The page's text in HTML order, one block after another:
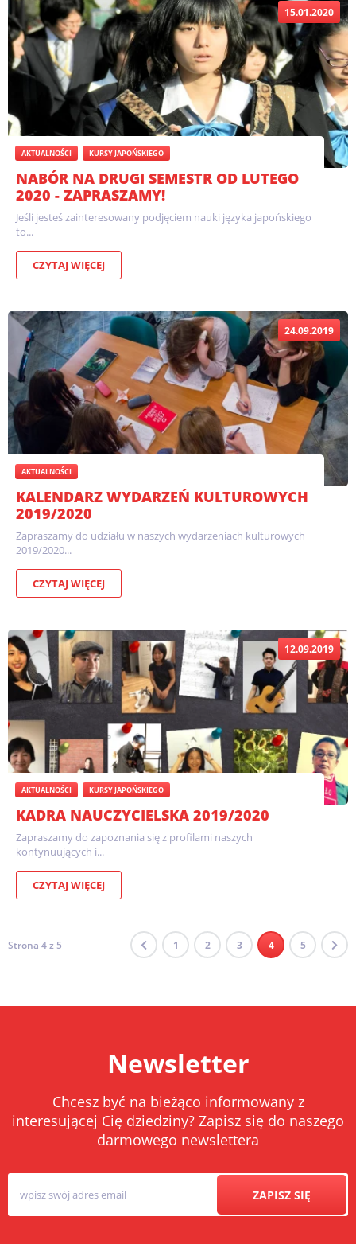
15.01.2020
AKTUALNOŚCI KURSY JAPOŃSKIEGO
NABÓR NA DRUGI SEMESTR OD LUTEGO
2020 - ZAPRASZAMY!
Jeśli jesteś zainteresowany podjęciem nauki języka japońskiego
to...
CZYTAJ WIĘCEJ
24.09.2019
AKTUALNOŚCI
KALENDARZ WYDARZEŃ KULTUROWYCH
2019/2020
Zapraszamy do udziału w naszych wydarzeniach kulturowych
2019/2020...
CZYTAJ WIĘCEJ
12.09.2019
AKTUALNOŚCI KURSY JAPOŃSKIEGO
KADRA NAUCZYCIELSKA 2019/2020
Zapraszamy do zapoznania się z profilami naszych
kontynuujących i...
CZYTAJ WIĘCEJ
Strona 4 z 5 1 2 3 4 5
Newsletter
Chcesz być na bieżąco informowany z
interesującej Cię dziedziny? Zapisz się do naszego
darmowego newslettera
ZAPISZ SIĘ